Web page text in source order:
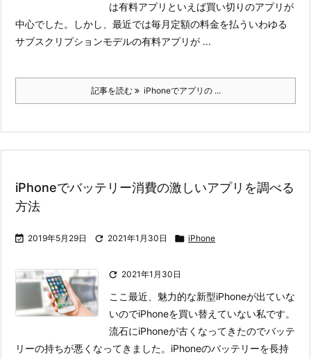
は有料アプリといえば買い切りのアプリが
中心でした。
しかし、最近では毎月定額の料金を払ういわゆる
サブスクリプションモデルの有料アプリが ...
記事を読む iPhoneでアプリの ...
iPhoneでバッテリー消費の激しいアプリを調べる
方法
 2019年5月29日  2021年1月30日  iPhone
 2021年1月30日
ここ最近、魅力的な新型iPhoneが出ていな
いのでiPhoneを買い替えていない私です。
流石にiPhoneが古くなってきたのでバッテ
リーの持ちが悪くなってきました。 iPhoneのバッテリーを長持